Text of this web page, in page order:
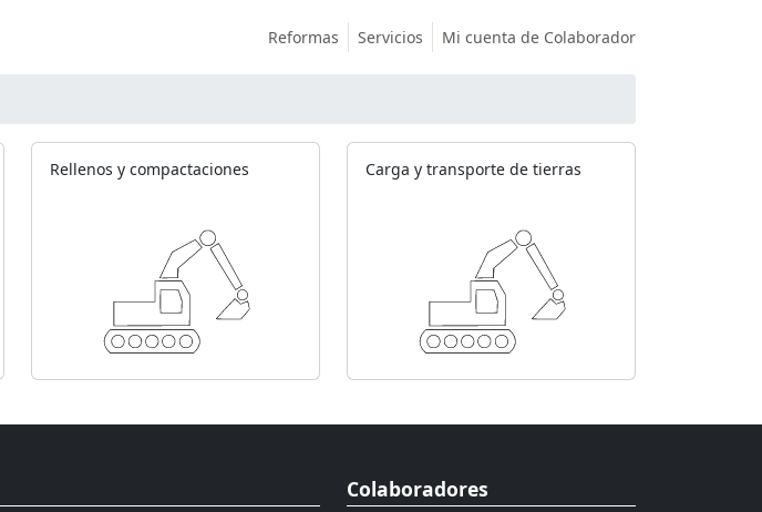
Reformas Servicios Mi cuenta de Colaborador
Rellenos y compactaciones Carga y transporte de tierras
Colaboradores